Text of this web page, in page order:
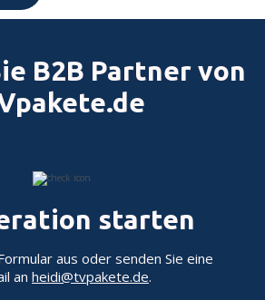
B2B Partner von
starten
aus oder senden Sie eine
an heidi@tvpakete.de.